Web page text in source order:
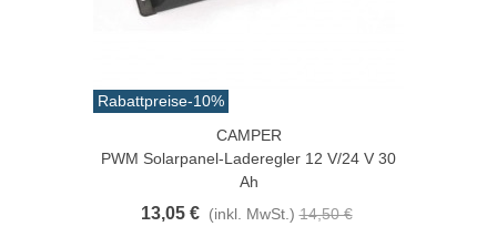
Rabattpreise-10%
CAMPER
PWM Solarpanel-Laderegler 12 V/24 V 30
Ah
13,05 € (inkl. MwSt.) 14,50 €